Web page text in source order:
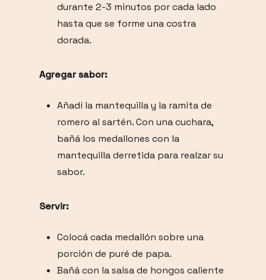
durante 2-3 minutos por cada lado
hasta que se forme una costra
dorada.
Agregar sabor:
Añadí la mantequilla y la ramita de
romero al sartén. Con una cuchara,
bañá los medallones con la
mantequilla derretida para realzar su
sabor.
Servir:
Colocá cada medallón sobre una
porción de puré de papa.
Bañá con la salsa de hongos caliente